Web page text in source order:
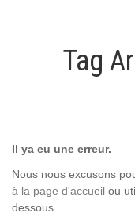
Tag
Il ya eu une erreur.
Nous nous excusons
à la page d'accueil ou
dessous.